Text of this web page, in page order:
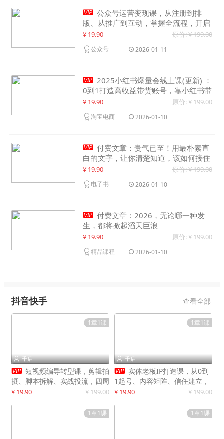
 公众号运营变现课，从注册到排
版、从推广到互动，掌握全流程，开启
个人品牌月入30000+
¥ 19.90 原价: ¥ 199.00
公众号 2026-01-11
 2025小红书爆量会线上课(更新) ：
0到1打造高收益带货账号，靠小红书带
货年入100w？机会来了！
¥ 19.90 原价: ¥ 199.00
淘宝电商 2026-01-10
 付费文章：贵气已至！用最朴素直
白的文字，让你清楚知道，该如何接住
这一次时代的泼天富贵
¥ 19.90 原价: ¥ 199.00
电子书 2026-01-10
 付费文章：2026，无论哪一种发
生，都将掀起滔天巨浪
¥ 19.90 原价: ¥ 199.00
精品课程 2026-01-10
抖音快手 查看全部
1章1课
 千启
 短视频编导转型课，剪辑拍
摄、脚本拆解、实战投流，四周
系统教学，快速入行月入2w+
¥ 19.90 ¥ 199.00
1章1课
 千启
 实体老板IP打造课，从0到
1起号、内容矩阵、信任建立，
打造门店IP，稳定获客增收
¥ 19.90 ¥ 199.00
1章1课 1章1课